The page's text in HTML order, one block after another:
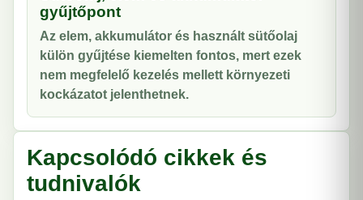
gyűjtőpont
Az elem, akkumulátor és használt sütőolaj
külön gyűjtése kiemelten fontos, mert ezek
nem megfelelő kezelés mellett környezeti
kockázatot jelenthetnek.
Kapcsolódó cikkek és
tudnivalók